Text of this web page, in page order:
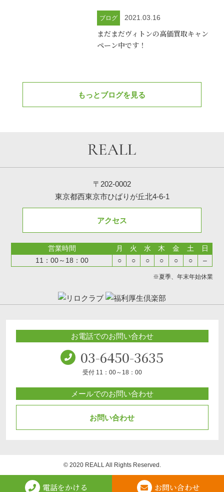
電話をかける お問い合わせ
ブログ 2021.03.16
まだまだヴィトンの高価買取キャン
ペーン中です！
もっとブログを見る
〒202-0002
東京都西東京市ひばりが丘北4-6-1
アクセス
営業時間 月 火 水 木 金 土
日
11：00～18：00
○ ○ ○ ○ ○ ○ –
※夏季、年末年始休業
お電話でのお問い合わせ
03-6450-3635
受付 11：00～18：00
メールでのお問い合わせ
お問い合わせ
© 2020 REALL All Rights Reserved.